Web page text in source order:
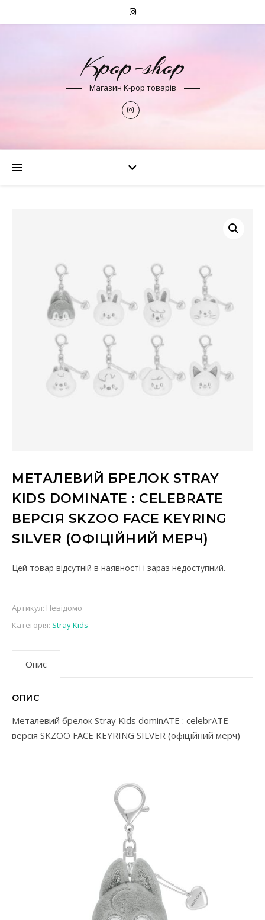
Kpop-shop
Магазин K-pop товарів
МЕТАЛЕВИЙ БРЕЛОК STRAY
KIDS DOMINATE : CELEBRATE
ВЕРСІЯ SKZOO FACE KEYRING
SILVER (ОФІЦІЙНИЙ МЕРЧ)
Цей товар відсутній в наявності і зараз недоступний.
Артикул: Невідомо
Категорія: Stray Kids
Опис
ОПИС
Металевий брелок Stray Kids dominATE : celebrATE
версія SKZOO FACE KEYRING SILVER (офіційний мерч)